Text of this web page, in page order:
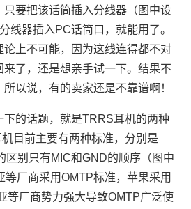
只要把该话筒插入分线器（图中设
线器插入PC话筒口，就能用了。
上不可能，因为这线连得都不对
来了，还是想亲手试一下。结果不
以说，有的卖家还是不靠谱啊！
的话题，就是TRRS耳机的两种
目前主要有两种标准，分别是
区别只有MIC和GND的顺序（图中
等厂商采用OMTP标准，苹果采用
等厂商势力强大导致OMTP广泛使